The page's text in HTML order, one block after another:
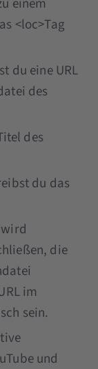
<loc>Tag
du eine URL
des
des
du das
die
im
sein.
und